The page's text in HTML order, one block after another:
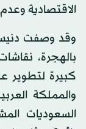
الاقتصادية
وقد وصفت
بالهجرة،
كبيرة لتطوير
والمملكة
السعوديات